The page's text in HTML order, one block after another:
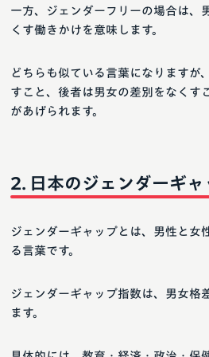
一方、ジェンダーフリーの場合は、
くす働きかけを意味します。
どちらも似ている言葉になりますが
すこと、後者は男女の差別をなくす
があげられます。
日本のジェンダーギャ
ジェンダーギャップとは、男性と女
る言葉です。
ジェンダーギャップ指数は、男女格
ます。